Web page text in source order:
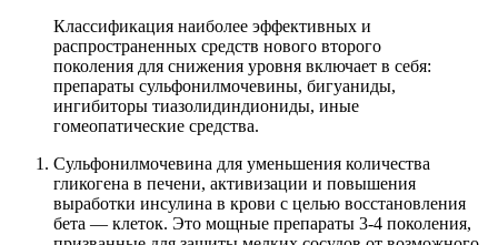
Классификация наиболее эффективных и
распространенных средств нового второго
поколения для снижения уровня включает в себя:
препараты сульфонилмочевины, бигуаниды,
ингибиторы тиазолидиндиониды, иные
гомеопатические средства.
Сульфонилмочевина для уменьшения количества
гликогена в печени, активизации и повышения
выработки инсулина в крови с целью восстановления
бета — клеток. Это мощные препараты 3-4 поколения,